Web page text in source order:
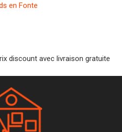
en Fonte
discount avec livraison gratuite